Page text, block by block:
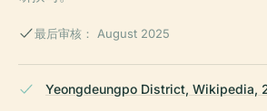
最后审核： August 2025
Yeongdeungpo District, Wikipedia,